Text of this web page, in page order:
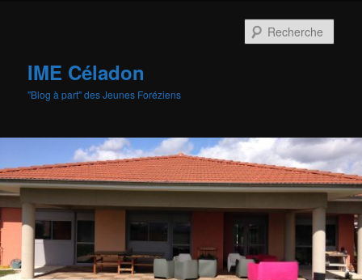
IME Céladon
"Blog à part" des Jeunes Foréziens